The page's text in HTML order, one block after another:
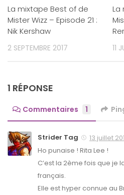
La mixtape Best of de
Mister Wizz – Episode 21 :
Nik Kershaw
2 SEPTEMBRE 2017
La
11
1 RÉPONSE
Commentaires 1
Strider Tag
13 juillet
Ho punaise ! Rita Lee !
C’est la 2ème fois que je
français.
Elle est hyper connue au